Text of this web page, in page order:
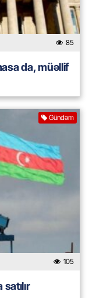
85
da, müəllif
Gündəm
105